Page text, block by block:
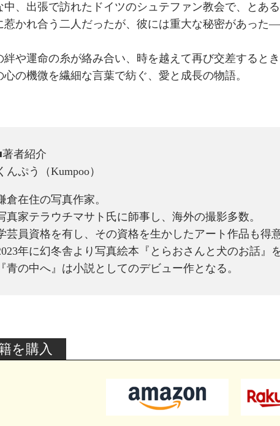
中、出張で訪れたドイツのシュテファン教会で、とあ
惹かれ合う二人だったが、彼には重大な秘密があっ
絆や運命の糸が絡み合い、時を越えて再び交差すると
心の機微を繊細な言葉で紡ぐ、愛と成長の物語。
者紹介
んぷう（Kumpoo）
倉在住の写真作家。
真家テラウチマサト氏に師事し、海外の撮影多数。
芸員資格を有し、その資格を生かしたアート作品も得意
年に幻冬舎より写真絵本『とらおさんと犬のお話』を
青の中へ』は小説としてのデビュー作となる。
を購入